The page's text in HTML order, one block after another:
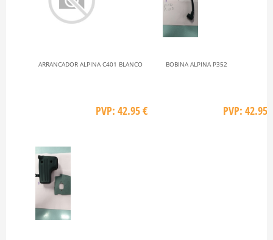
ARRANCADOR ALPINA C401 BLANCO
PVP: 42.95 €
BOBINA ALPINA P352
PVP: 42.95